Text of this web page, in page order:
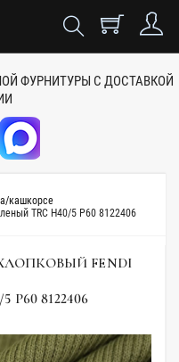
ФУРНИТУРЫ С ДОСТАВКОЙ
кашкорсе
TRC H40/5 P60 8122406
FENDI
8122406